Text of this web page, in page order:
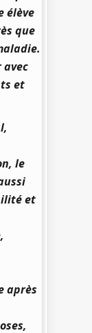
élève
que
avec
et
le
et
après